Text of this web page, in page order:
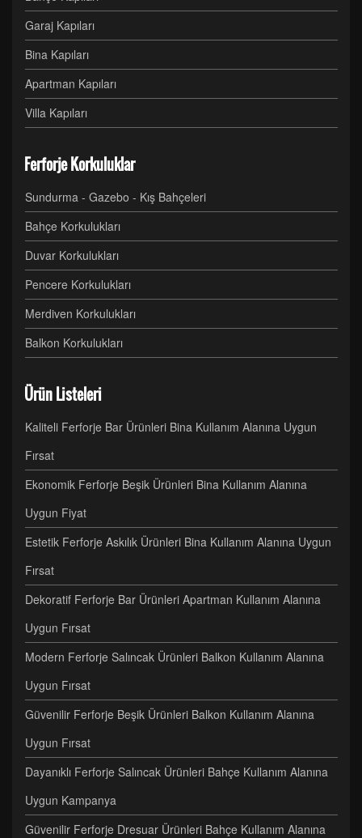
Garaj Kapıları
Bina Kapıları
Apartman Kapıları
Villa Kapıları
Ferforje Korkuluklar
Sundurma - Gazebo - Kış Bahçeleri
Bahçe Korkulukları
Duvar Korkulukları
Pencere Korkulukları
Merdiven Korkulukları
Balkon Korkulukları
Ürün Listeleri
Kaliteli Ferforje Bar Ürünleri Bina Kullanım Alanına Uygun
Fırsat
Ekonomik Ferforje Beşik Ürünleri Bina Kullanım Alanına
Uygun Fiyat
Estetik Ferforje Askılık Ürünleri Bina Kullanım Alanına Uygun
Fırsat
Dekoratif Ferforje Bar Ürünleri Apartman Kullanım Alanına
Uygun Fırsat
Modern Ferforje Salıncak Ürünleri Balkon Kullanım Alanına
Uygun Fırsat
Güvenilir Ferforje Beşik Ürünleri Balkon Kullanım Alanına
Uygun Fırsat
Dayanıklı Ferforje Salıncak Ürünleri Bahçe Kullanım Alanına
Uygun Kampanya
Güvenilir Ferforje Dresuar Ürünleri Bahçe Kullanım Alanına